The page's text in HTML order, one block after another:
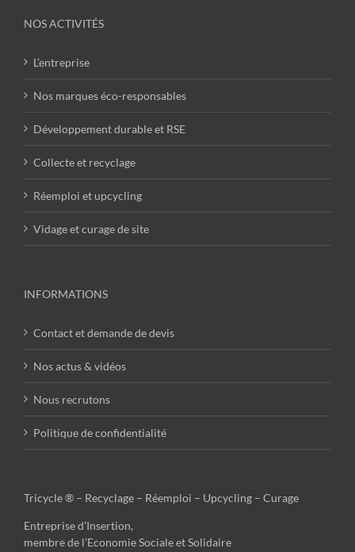
NOS ACTIVITÉS
L’entreprise
Nos marques éco-responsables
Développement durable et RSE
Collecte et recyclage
Réemploi et upcycling
Vidage et curage de site
INFORMATIONS
Contact et demande de devis
Nos actus & vidéos
Nous recrutons
Politique de confidentialité
Tricycle ® – Recyclage – Réemploi – Upcycling – Curage
Entreprise d’Insertion,
membre de l’Economie Sociale et Solidaire